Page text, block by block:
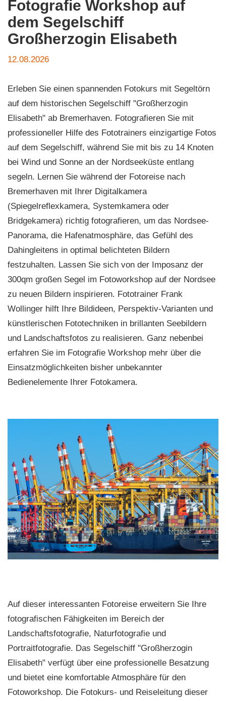
Fotografie Workshop auf
dem Segelschiff
Großherzogin Elisabeth
12.08.2026
Erleben Sie einen spannenden Fotokurs mit Segeltörn
auf dem historischen Segelschiff "Großherzogin
Elisabeth" ab Bremerhaven. Fotografieren Sie mit
professioneller Hilfe des Fototrainers einzigartige Fotos
auf dem Segelschiff, während Sie mit bis zu 14 Knoten
bei Wind und Sonne an der Nordseeküste entlang
segeln. Lernen Sie während der Fotoreise nach
Bremerhaven mit Ihrer Digitalkamera
(Spiegelreflexkamera, Systemkamera oder
Bridgekamera) richtig fotografieren, um das Nordsee-
Panorama, die Hafenatmosphäre, das Gefühl des
Dahingleitens in optimal belichteten Bildern
festzuhalten. Lassen Sie sich von der Imposanz der
300qm großen Segel im Fotoworkshop auf der Nordsee
zu neuen Bildern inspirieren. Fototrainer Frank
Wollinger hilft Ihre Bildideen, Perspektiv-Varianten und
künstlerischen Fototechniken in brillanten Seebildern
und Landschaftsfotos zu realisieren. Ganz nebenbei
erfahren Sie im Fotografie Workshop mehr über die
Einsatzmöglichkeiten bisher unbekannter
Bedienelemente Ihrer Fotokamera.
Auf dieser interessanten Fotoreise erweitern Sie Ihre
fotografischen Fähigkeiten im Bereich der
Landschaftsfotografie, Naturfotografie und
Portraitfotografie. Das Segelschiff "Großherzogin
Elisabeth" verfügt über eine professionelle Besatzung
und bietet eine komfortable Atmosphäre für den
Fotoworkshop. Die Fotokurs- und Reiseleitung dieser